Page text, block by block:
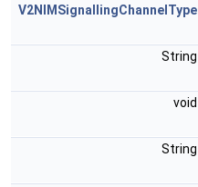
V2NIMSignallingChannelType
String
void
String